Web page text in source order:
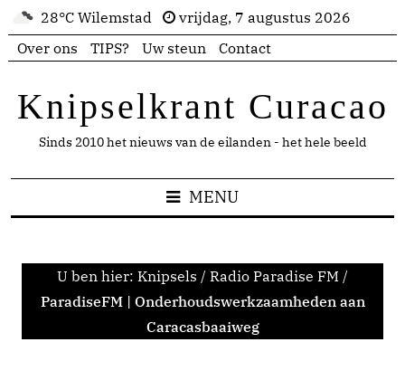
28°C Wilemstad
vrijdag, 7 augustus 2026
Over ons
TIPS? Uw steun Contact
Knipselkrant Curacao
Sinds 2010 het nieuws van de eilanden - het hele beeld
MENU
U ben hier: Knipsels / Radio Paradise FM /
ParadiseFM | Onderhoudswerkzaamheden aan
Caracasbaaiweg